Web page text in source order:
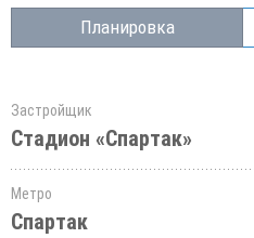
Планировка
Застройщик
Стадион «Спартак»
Метро
Спартак